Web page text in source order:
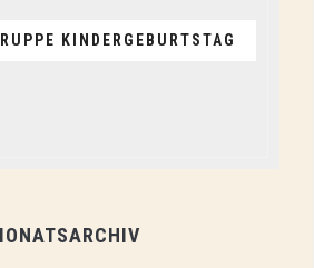
KINDERGEBURTSTAG